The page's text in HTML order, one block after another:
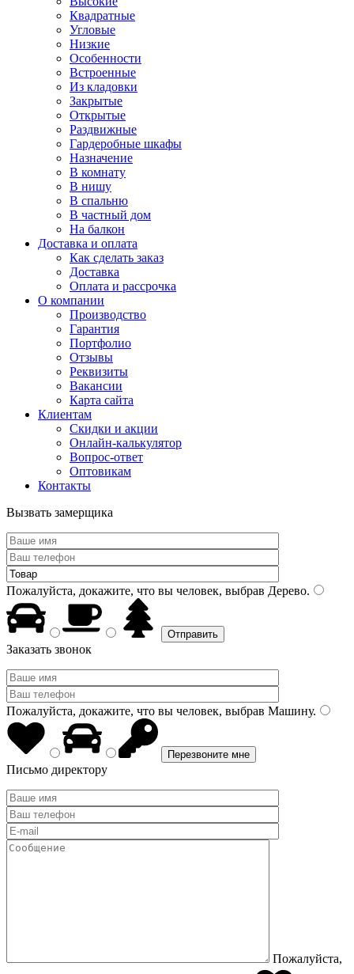
Квадратные
Угловые
Низкие
Особенности
Встроенные
Из кладовки
Закрытые
Открытые
Раздвижные
Гардеробные шкафы
Назначение
В комнату
В нишу
В спальню
В частный дом
На балкон
Доставка и оплата
Как сделать заказ
Доставка
Оплата и рассрочка
О компании
Производство
Гарантия
Портфолио
Отзывы
Реквизиты
Вакансии
Карта сайта
Клиентам
Скидки и акции
Онлайн-калькулятор
Вопрос-ответ
Оптовикам
Контакты
Вызвать замерщика
Пожалуйста, докажите, что вы человек, выбрав Дерево.
Заказать звонок
Пожалуйста, докажите, что вы человек, выбрав Машину.
Письмо директору
Пожалуйста,